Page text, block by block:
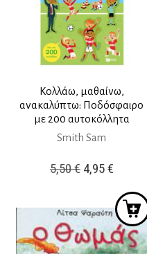
Κολλάω, μαθαίνω,
ανακαλύπτω: Ποδόσφαιρο
με 200 αυτοκόλλητα
Smith Sam
5,50€ Original
was:
5,50 €.
4,95€Η
τιμή
είναι:
4,95 €.